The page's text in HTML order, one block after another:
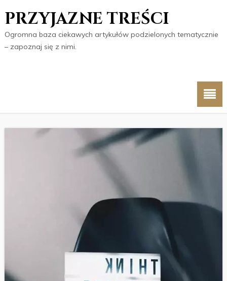
PRZYJAZNE TREŚCI
Ogromna baza ciekawych artykułów podzielonych tematycznie
– zapoznaj się z nimi.